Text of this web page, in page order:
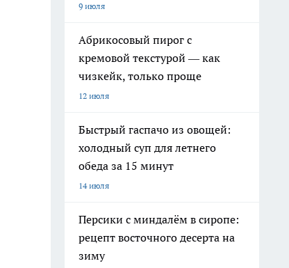
9 июля
Абрикосовый пирог с
кремовой текстурой — как
чизкейк, только проще
12 июля
Быстрый гаспачо из овощей:
холодный суп для летнего
обеда за 15 минут
14 июля
Персики с миндалём в сиропе:
рецепт восточного десерта на
зиму